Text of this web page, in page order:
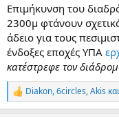
Επιμήκυνση του
2300μ φτάνουν
άδειο για τους
ένδοξες εποχές ΥΠΑ
κατέστρεφε τον
R
e
Diakon,6circles,Akis